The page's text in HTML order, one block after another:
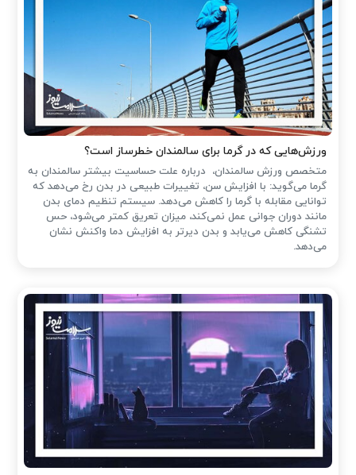
ورزش‌هایی که در گرما برای سالمندان خطرساز است؟
متخصص ورزش سالمندان، درباره علت حساسیت بیشتر سالمندان به
گرما می‌گوید: با افزایش سن، تغییرات طبیعی در بدن رخ می‌دهد که
توانایی مقابله با گرما را کاهش می‌دهد. سیستم تنظیم دمای بدن
مانند دوران جوانی عمل نمی‌کند، میزان تعریق کمتر می‌شود، حس
تشنگی کاهش می‌یابد و بدن دیرتر به افزایش دما واکنش نشان
می‌دهد.